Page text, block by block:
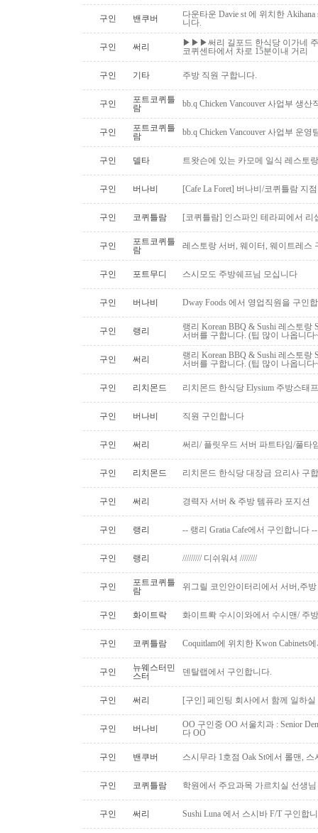
구인 밴쿠버
다운타운 Davie st 에 위치한
니다.
구인 써리
▶▶▶써리 길포드 한식당 이가네
코퀴센타에서 차로 15분이내 거리
구인 기타 주방 직원 구합니다.
구인
포트코퀴틀
람
bb.q Chicken Vancouver 사업부 생
구인
포트코퀴틀
람
bb.q Chicken Vancouver 사업부 운
구인 델타 트왓슨에 있는 카모메 일식 레스토
구인 버나비 [Cafe La Foret] 버나비/코퀴틀람 지
구인 코퀴틀람 [코퀴틀람] 인스파인 테라피에서 리
구인
포트코퀴틀
람
레스토랑 서버, 웨이터, 웨이트레스
구인 포트무디 스시모도 주방쉐프님 모십니다
구인 버나비 Dway Foods 에서 영업직원을 구인
구인 랭리
랭리 Korean BBQ & Sushi 레스토
서버를 구합니다. (팁 많이 나옵니다
구인 써리
랭리 Korean BBQ & Sushi 레스토
서버를 구합니다. (팁 많이 나옵니다
구인 리치몬드 리치몬드 한식당 Elysium 주방스태
구인 버나비 직원 구인합니다
구인 써리 써리/ 플릿우드 서버 파트타임/풀타
구인 리치몬드 리치몬드 한식당 대장금 요리사 구
구인 써리 경력자 서버 & 주방 템퓨라 포지션
구인 랭리 -- 랭리 Gratia Cafe에서 구인합니다 --
구인 랭리 ///////// 디쉬워셔 ////////
구인
포트코퀴틀
람
위그릴 코인안이터리에서 서버,주
구인 화이트락 화이트롹 수시이와에서 수시맨/ 주
구인 코퀴틀람 Coquitlam에 위치한 Kwon Cabinets
구인
뉴웨스터민
스터
덴탈랩에서 구인합니다.
구인 써리 [구인] 페인팅 회사에서 함께 일하
구인 버나비
OO 구인중 OO 서울치과 : Senior
다 OO
구인 밴쿠버 스시무라 1호점 Oak St에서 롤맨,
구인 코퀴틀람 학원에서 주요과목 가르치실 선생
구인 써리 Sushi Luna 에서 스시바 F/T 구인합